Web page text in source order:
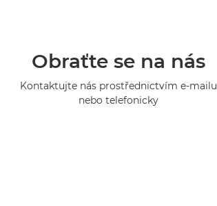
Obraťte se na nás
Kontaktujte nás prostřednictvím e-mailu
nebo telefonicky